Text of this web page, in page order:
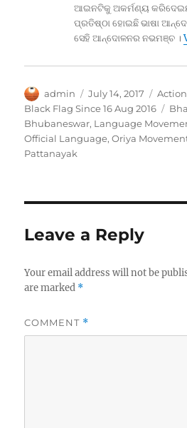
ଆଇନଟିକୁ ଅକର୍ମଣ୍ୟ
ପ୍ରତିଷ୍ଠା ହୋଇଛି ଭାଷା
ସେହି ଆନ୍ଦୋଳନର ନଭମଞ୍ଚ ।
Author
admin
Posted
on
July 14, 2017
Black Flag Since 16 Aug 2016
Bhubaneswar, Language
Official Language,Oriya
Pattanayak
Leave a Reply
Your email address will not be
are marked *
COMMENT *